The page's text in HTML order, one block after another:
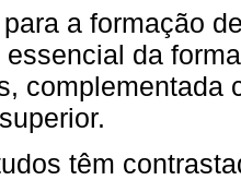
a formação
essencial da
complementada
têm